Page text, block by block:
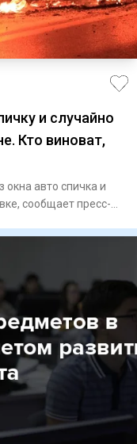
и случайно
Кто виноват,
авто спичка и
сообщает пресс-